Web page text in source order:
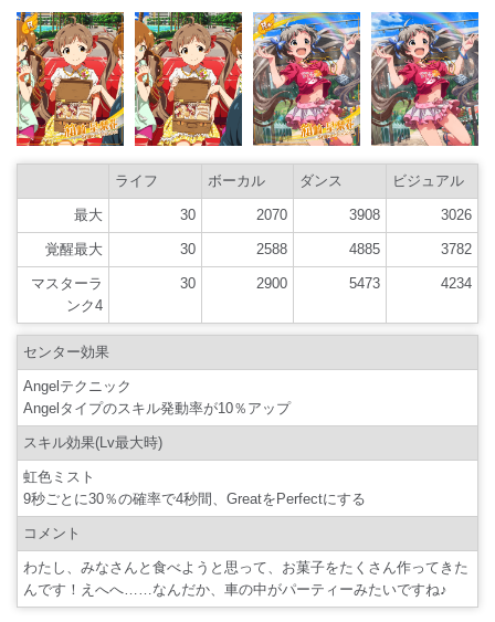
ライフ ボーカル ダンス ビジュアル
最大 30 2070 3908 3026
覚醒最大 30 2588 4885 3782
マスターラ
ンク4
30 2900 5473 4234
センター効果
Angelテクニック
Angelタイプのスキル発動率が10％アップ
スキル効果(Lv最大時)
虹色ミスト
9秒ごとに30％の確率で4秒間、GreatをPerfectにする
コメント
わたし、みなさんと食べようと思って、お菓子をたくさん作ってきた
んです！えへへ……なんだか、車の中がパーティーみたいですね♪